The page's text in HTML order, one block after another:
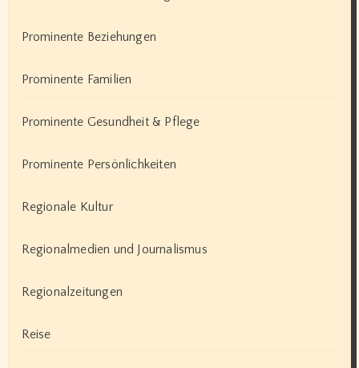
Prominente Beziehungen
Prominente Familien
Prominente Gesundheit & Pflege
Prominente Persönlichkeiten
Regionale Kultur
Regionalmedien und Journalismus
Regionalzeitungen
Reise